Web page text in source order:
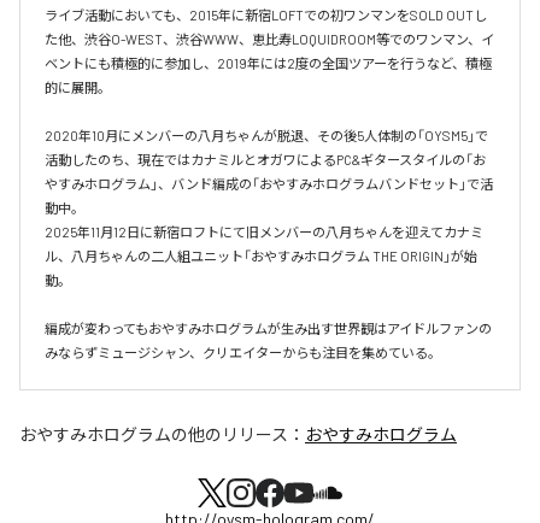
ライブ活動においても、2015年に新宿LOFTでの初ワンマンをSOLD OUTし
た他、渋⾕O-WEST、渋⾕WWW、恵⽐寿LOQUIDROOM等でのワンマン、イ
ベントにも積極的に参加し、2019年には2度の全国ツアーを⾏うなど、積極
的に展開。
2020年10月にメンバーの八月ちゃんが脱退、その後5人体制の「OYSM5」で
活動したのち、現在ではカナミルとオガワによるPC&ギタースタイルの「お
やすみホログラム」、バンド編成の「おやすみホログラムバンドセット」で活
動中。
2025年11月12日に新宿ロフトにて旧メンバーの八月ちゃんを迎えてカナミ
ル、八月ちゃんの二人組ユニット「おやすみホログラム THE ORIGIN」が始
動。
編成が変わってもおやすみホログラムが⽣み出す世界観はアイドルファンの
おやすみホログラムの他のリリース： おやすみホログラム
http://oysm-hologram.com/